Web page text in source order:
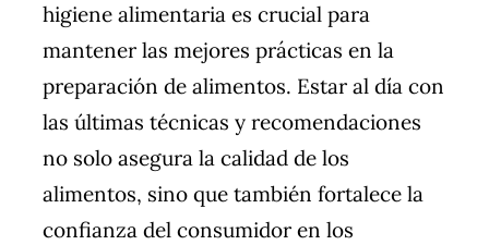
higiene alimentaria es crucial para
mantener las mejores prácticas en la
preparación de alimentos. Estar al día con
las últimas técnicas y recomendaciones
no solo asegura la calidad de los
alimentos, sino que también fortalece la
confianza del consumidor en los